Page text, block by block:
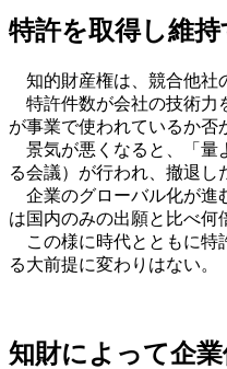
特許を取得し維
知的財産権は、競合他社
特許件数が会社の技術力
が事業で使われているか否
景気が悪くなると、「量
る会議）が行われ、撤退し
企業のグローバル化が進
は国内のみの出願と比べ何
この様に時代とともに特
る大前提に変わりはない。
知財によって企